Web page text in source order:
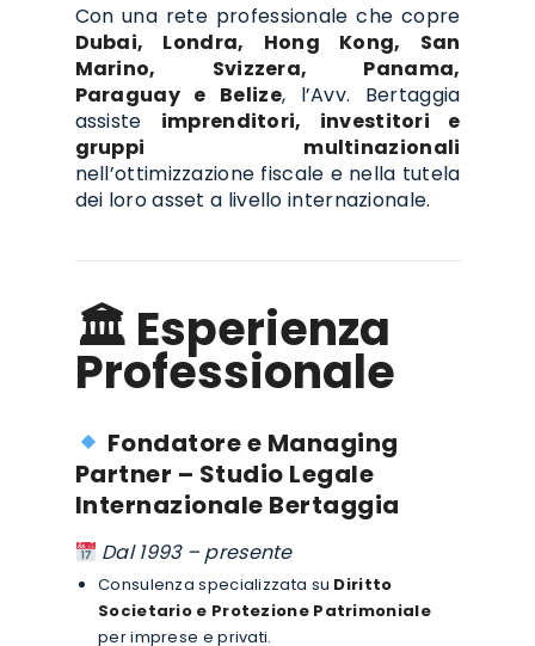
Con una rete professionale che copre
Dubai, Londra, Hong Kong, San
Marino, Svizzera, Panama,
Paraguay e Belize, l’Avv. Bertaggia
assiste imprenditori, investitori e
gruppi multinazionali
nell’ottimizzazione fiscale e nella tutela
dei loro asset a livello internazionale.
🏛 Esperienza
Professionale
Fondatore e Managing
Partner – Studio Legale
Internazionale Bertaggia
Dal 1993 – presente
Consulenza specializzata su Diritto
Societario e Protezione Patrimoniale
per imprese e privati.